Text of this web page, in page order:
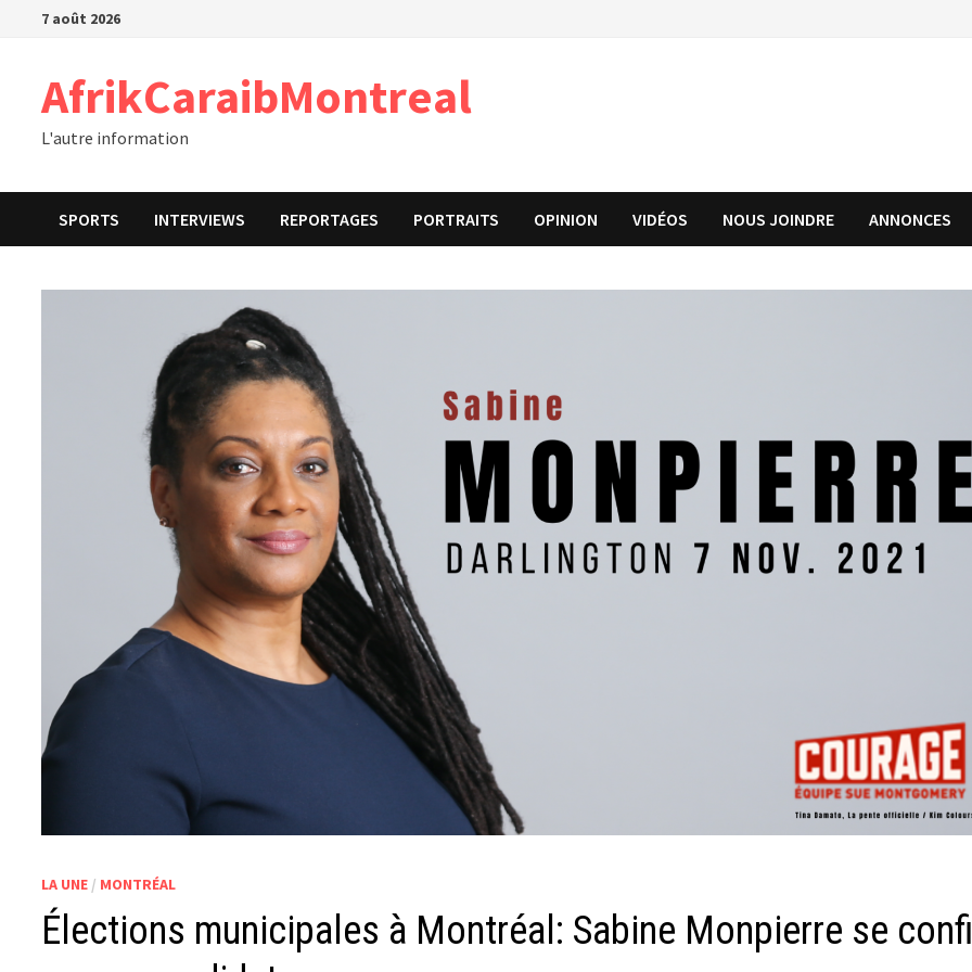
Passer7 août 2026
AfrikCaraibMontreal
L'autre information
SPORTS INTERVIEWS REPORTAGES PORTRAITS OPINION VIDÉOS NOUS JOINDRE ANNONCES
LA UNE / MONTRÉAL
Élections municipales à Montréal: Sabine Monpierre se